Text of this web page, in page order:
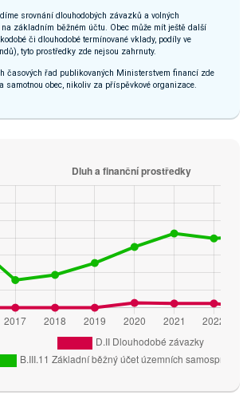
srovnání dlouhodobých závazků a volných
základním běžném účtu. Obec může mít ještě další
či dlouhodobé termínované vklady, podíly ve
tyto prostředky zde nejsou zahrnuty.
časových řad publikovaných Ministerstvem financí zde
samotnou obec, nikoliv za příspěvkové organizace.